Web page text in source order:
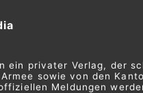
ein privater Verlag, der
sowie von den
Meldungen